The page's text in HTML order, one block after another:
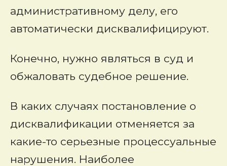
административному делу, его
автоматически дисквалифицируют.
Конечно, нужно являться в суд и
обжаловать судебное решение.
В каких случаях постановление о
дисквалификации отменяется за
какие-то серьезные процессуальные
нарушения. Наиболее